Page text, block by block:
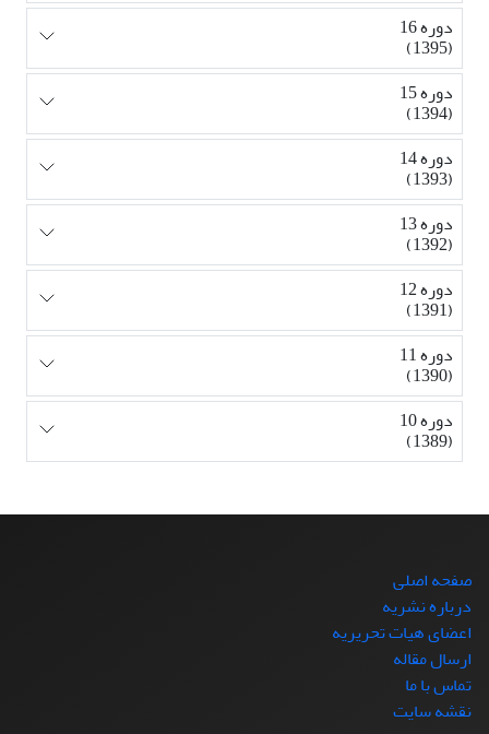
دوره 16
(1395)
دوره 15
(1394)
دوره 14
(1393)
دوره 13
(1392)
دوره 12
(1391)
دوره 11
(1390)
دوره 10
(1389)
صفحه اصلی
درباره نشریه
اعضای هیات تحریریه
ارسال مقاله
تماس با ما
نقشه سایت